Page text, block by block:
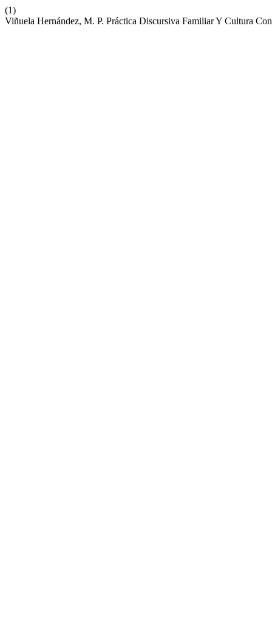
(1)
Viñuela Hernández, M. P. Práctica Discursiva Familiar Y Cultura